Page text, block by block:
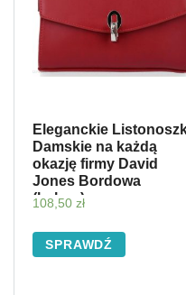
Eleganckie
Damskie na każdą
okazję firmy David
Jones Bordowa
(kolory)
108,50 zł
SPRAWDŹ